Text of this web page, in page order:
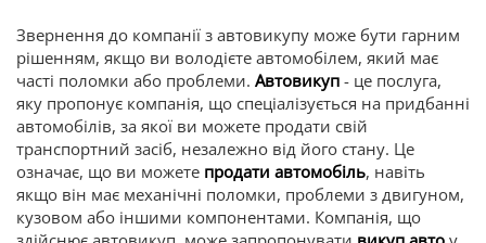
Звернення до компанії з автовикупу може бути гарним
рішенням, якщо ви володієте автомобілем, який має
часті поломки або проблеми. Автовикуп- це послуга,
яку пропонує компанія, що спеціалізується на придбанні
автомобілів, за якої ви можете продати свій
транспортний засіб, незалежно від його стану. Це
означає, що ви можете продати автомобіль, навіть
якщо він має механічні поломки, проблеми з двигуном,
кузовом або іншими компонентами. Компанія, що